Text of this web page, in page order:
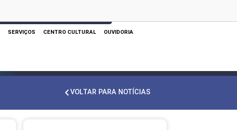
SERVIÇOS CENTRO CULTURAL OUVIDORIA
VOLTAR PARA NOTÍCIAS